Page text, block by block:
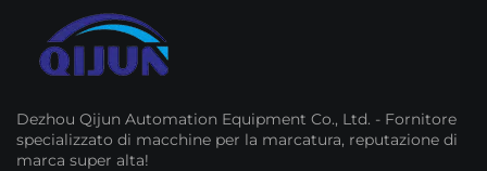
Dezhou Qijun Automation Equipment Co., Ltd. - Fornitore
specializzato di macchine per la marcatura, reputazione di
marca super alta!